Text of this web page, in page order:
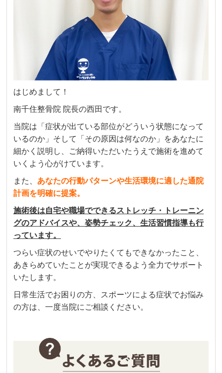
はじめまして！
南千住整骨院 院長の西田です。
当院は「症状が出ている部位がどういう状態になって
いるのか」そして「その原因は何なのか」をあなたに
細かく説明し、ご納得いただいたうえで施術を進めて
いくよう心がけています。
また、 あなたの行動パターンや生活環境に適した通院
計画を明確に提案。
施術後は自宅や職場でできるストレッチ・トレーニン
グのアドバイスや、姿勢チェック、生活習慣指導も行
っています。
つらい症状のせいでやりたくてもできなかったこと、
あきらめていたことが実現できるよう全力でサポート
いたします。
日常生活でお困りの方、スポーツによる症状でお悩み
の方は、一度当院にご相談ください。